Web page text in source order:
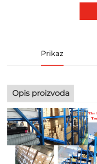
Prikaz
Opis proizvoda